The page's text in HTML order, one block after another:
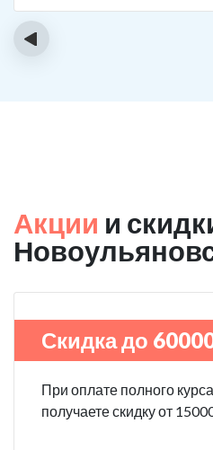
‹
Акции и
Скидка до
При оплате полного
получаете скидку от